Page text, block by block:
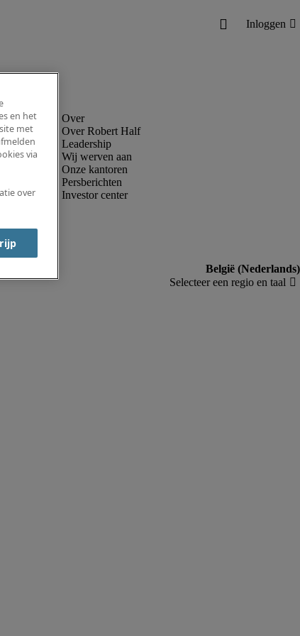
Over Robert Half
Leadership
Wij werven aan
Onze kantoren
Persberichten
Investor center
en het
met
via
over